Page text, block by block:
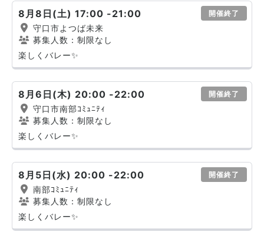
8月8日(土) 17:00 -21:00 開催終了
守口市よつば未来
募集人数：制限なし
楽しくバレー✨
8月6日(木) 20:00 -22:00 開催終了
守口市南部ｺﾐｭﾆﾃｨ
募集人数：制限なし
楽しくバレー✨
8月5日(水) 20:00 -22:00 開催終了
南部ｺﾐｭﾆﾃｨ
募集人数：制限なし
楽しくバレー✨